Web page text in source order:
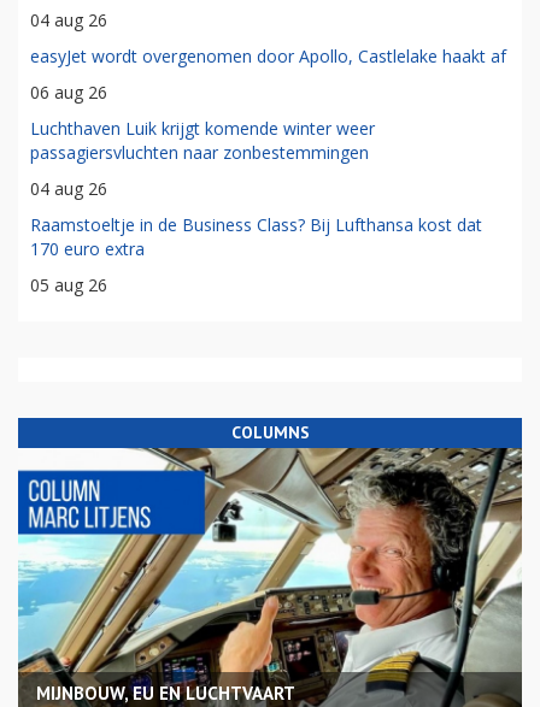
04 aug 26
easyJet wordt overgenomen door Apollo, Castlelake haakt af
06 aug 26
Luchthaven Luik krijgt komende winter weer
passagiersvluchten naar zonbestemmingen
04 aug 26
Raamstoeltje in de Business Class? Bij Lufthansa kost dat
170 euro extra
05 aug 26
COLUMNS
MIJNBOUW, EU EN LUCHTVAART